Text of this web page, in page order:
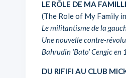
LE RÔLE DE MA
(The Role of My Family
Le militantisme de la
Une nouvelle contre-
Bahrudin ‘Bato’ Cengic
DU RIFIFI AU CLUB